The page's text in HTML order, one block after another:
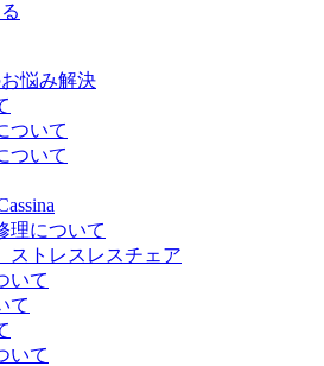
悩み解決
ついて
ついて
理について
トレスレスチェア
いて
て
いて